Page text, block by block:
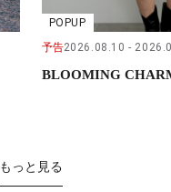
POPUP
予告2026.08.10
BLOOMING
もっと見る